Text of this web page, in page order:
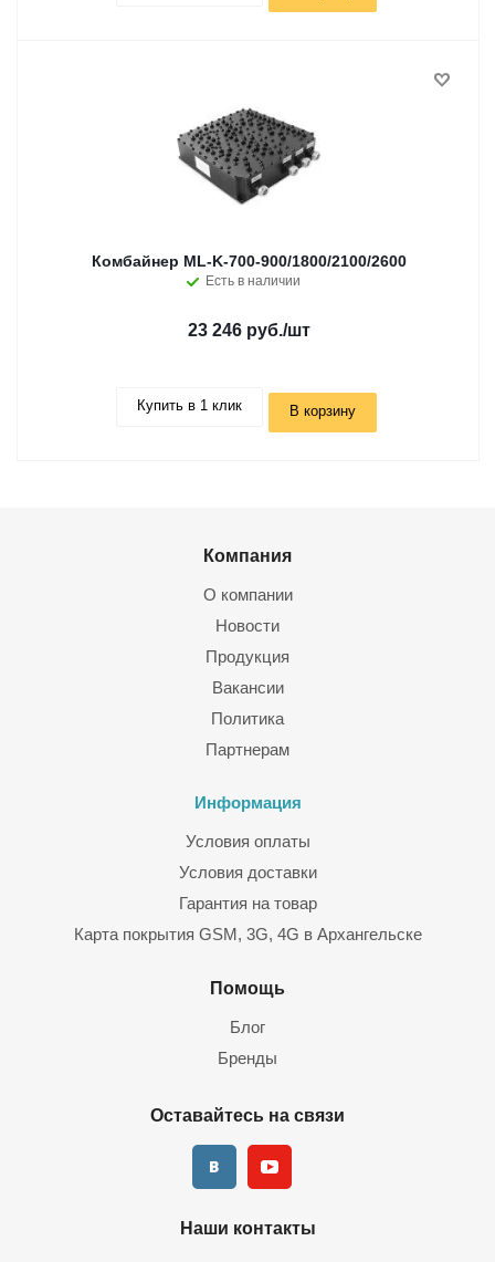
Комбайнер ML-K-700-900/1800/2100/2600
Есть в наличии
23 246 руб./шт
Купить в 1 клик В корзину
Компания
О компании
Новости
Продукция
Вакансии
Политика
Партнерам
Информация
Условия оплаты
Условия доставки
Гарантия на товар
Карта покрытия GSM, 3G, 4G в Архангельске
Помощь
Блог
Бренды
Оставайтесь на связи
Наши контакты